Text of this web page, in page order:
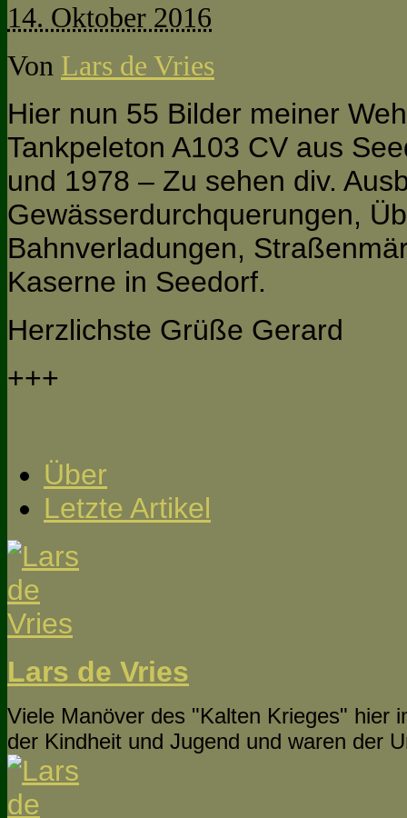
14. Oktober 2016
Von Lars de Vries
Hier nun 55 Bilder meiner
Tankpeleton A103 CV aus
und 1978 – Zu sehen div.
Gewässerdurchquerungen,
Bahnverladungen,
Kaserne in Seedorf.
Herzlichste Grüße Gerard
+++
Über
Letzte Artikel
Lars de Vries
Viele Manöver des "Kalten Krieges" hier
der Kindheit und Jugend und waren der